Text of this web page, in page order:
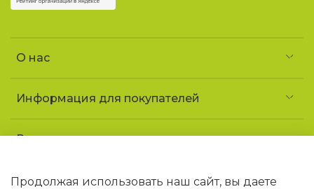
О нас
Информация для покупателей
Реквизиты и контакты
УНП 690852163
Продолжая использовать наш сайт, вы даете